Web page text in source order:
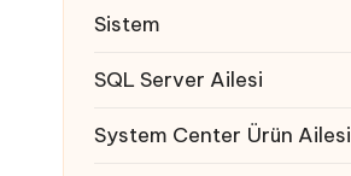
Sistem
SQL Server Ailesi
System Center Ürün Ailesi